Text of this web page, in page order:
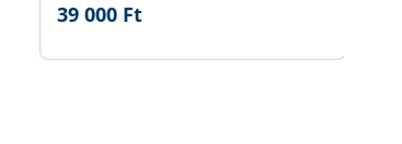
39 000 Ft